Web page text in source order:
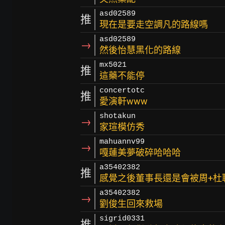
推 asd02589
現在是要走空調凡的路線嗎
→ asd02589
然後怡慧黑化的路線
推 mx5021
這藥不能停
推 concertotc
愛演軒www
→ shotakun
家瑄模仿秀
→ mahuannv99
嘎蓮美夢破碎哈哈哈
推 a35402382
感覺之後董事長還是會被周+杜
→ a35402382
劉俊生回來救場
sigrid0331